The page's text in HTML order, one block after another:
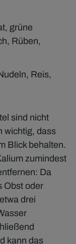
grüne
Rüben,
Reis,
sind nicht
wichtig, dass
Blick behalten.
zumindest
Da
Obst oder
drei
kann das